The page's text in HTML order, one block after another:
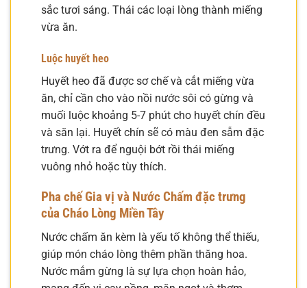
sắc tươi sáng. Thái các loại lòng thành miếng
vừa ăn.
Luộc huyết heo
Huyết heo đã được sơ chế và cắt miếng vừa
ăn, chỉ cần cho vào nồi nước sôi có gừng và
muối luộc khoảng 5-7 phút cho huyết chín đều
và săn lại. Huyết chín sẽ có màu đen sẫm đặc
trưng. Vớt ra để nguội bớt rồi thái miếng
vuông nhỏ hoặc tùy thích.
Pha chế Gia vị và Nước Chấm đặc trưng
của Cháo Lòng Miền Tây
Nước chấm ăn kèm là yếu tố không thể thiếu,
giúp món cháo lòng thêm phần thăng hoa.
Nước mắm gừng là sự lựa chọn hoàn hảo,